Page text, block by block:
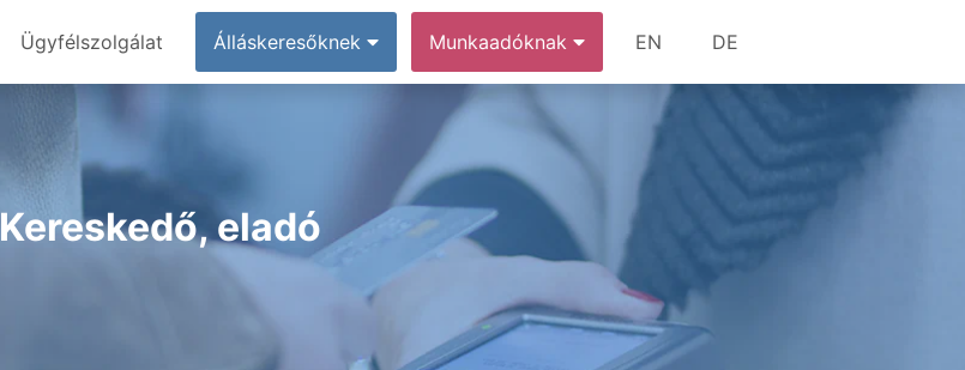
Ügyfélszolgálat Álláskeresőknek Munkaadóknak EN DE
Kereskedő, eladó